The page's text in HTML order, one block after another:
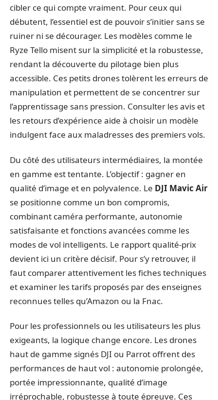
cibler ce qui compte vraiment. Pour ceux qui
débutent, l’essentiel est de pouvoir s’initier sans se
ruiner ni se décourager. Les modèles comme le
Ryze Tello misent sur la simplicité et la robustesse,
rendant la découverte du pilotage bien plus
accessible. Ces petits drones tolèrent les erreurs de
manipulation et permettent de se concentrer sur
l’apprentissage sans pression. Consulter les avis et
les retours d’expérience aide à choisir un modèle
indulgent face aux maladresses des premiers vols.
Du côté des utilisateurs intermédiaires, la montée
en gamme est tentante. L’objectif : gagner en
qualité d’image et en polyvalence. Le DJI Mavic Air
se positionne comme un bon compromis,
combinant caméra performante, autonomie
satisfaisante et fonctions avancées comme les
modes de vol intelligents. Le rapport qualité-prix
devient ici un critère décisif. Pour s’y retrouver, il
faut comparer attentivement les fiches techniques
et examiner les tarifs proposés par des enseignes
reconnues telles qu’Amazon ou la Fnac.
Pour les professionnels ou les utilisateurs les plus
exigeants, la logique change encore. Les drones
haut de gamme signés DJI ou Parrot offrent des
performances de haut vol : autonomie prolongée,
portée impressionnante, qualité d’image
irréprochable, robustesse à toute épreuve. Ces